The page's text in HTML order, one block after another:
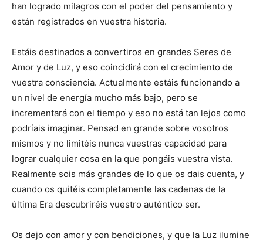
han logrado milagros con el poder del pensamiento y
están registrados en vuestra historia.
Estáis destinados a convertiros en grandes Seres de
Amor y de Luz, y eso coincidirá con el crecimiento de
vuestra consciencia. Actualmente estáis funcionando a
un nivel de energía mucho más bajo, pero se
incrementará con el tiempo y eso no está tan lejos como
podríais imaginar. Pensad en grande sobre vosotros
mismos y no limitéis nunca vuestras capacidad para
lograr cualquier cosa en la que pongáis vuestra vista.
Realmente sois más grandes de lo que os dais cuenta, y
cuando os quitéis completamente las cadenas de la
última Era descubriréis vuestro auténtico ser.
Os dejo con amor y con bendiciones, y que la Luz ilumine